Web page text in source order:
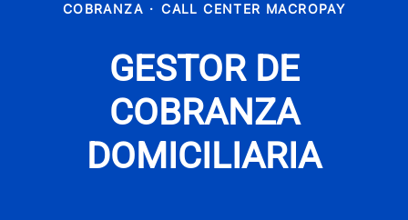
COBRANZA · CALL CENTER MACROPAY
GESTOR DE
COBRANZA
DOMICILIARIA